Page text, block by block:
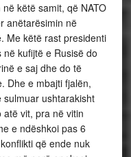
këtë samit, që NATO
anëtarësimin në
Me këtë rast presidenti
në kufijtë e Rusisë do
e saj dhe do të
Dhe e mbajti fjalën,
ushtarakisht
vit, pra në vitin
e ndëshkoi pas 6
që ende nuk